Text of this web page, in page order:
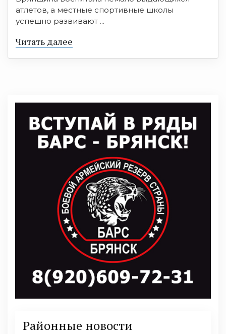
атлетов, а местные спортивные школы
успешно развивают ...
Читать далее
Районные новости